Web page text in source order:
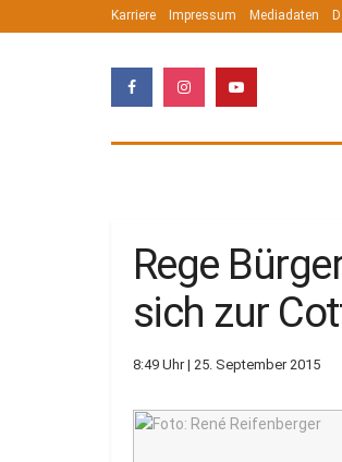
Karriere Impressum Mediadaten
Rege
sich zur
8:49 Uhr | 25. September 2015